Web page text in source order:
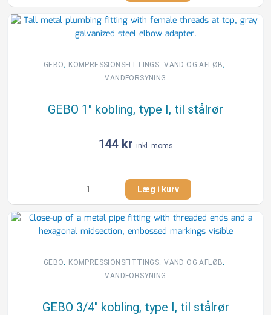
kobling,
type
I,
stålrør
GEBO, KOMPRESSIONSFITTINGS,VAND OG AFLØB,
VANDFORSYNING
GEBO 1″ kobling, type I, til stålrør
144 kr inkl. moms
GEBO
kobling,
type
I,
stålrør
Læg i kurv
GEBO, KOMPRESSIONSFITTINGS,VAND OG AFLØB,
VANDFORSYNING
GEBO 3/4″ kobling, type I, til stålrør